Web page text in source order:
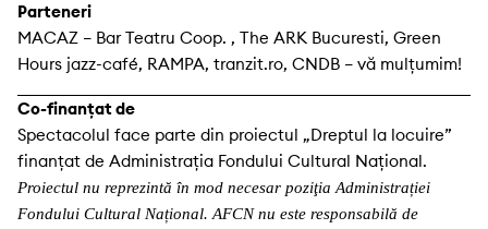
Parteneri
MACAZ – Bar Teatru Coop. , The ARK Bucuresti, Green
Hours jazz-café, RAMPA, tranzit.ro, CNDB – vă mulțumim!
Co-finanțat de
Spectacolul face parte din proiectul „Dreptul la locuire”
finanțat de Administrația Fondului Cultural Național.
Proiectul nu reprezintă în mod necesar poziţia Administrației
Fondului Cultural Național. AFCN nu este responsabilă de